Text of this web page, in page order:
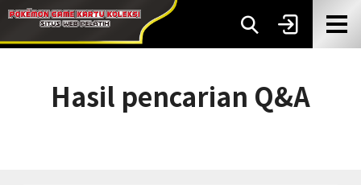
Hasil pencarian Q&A